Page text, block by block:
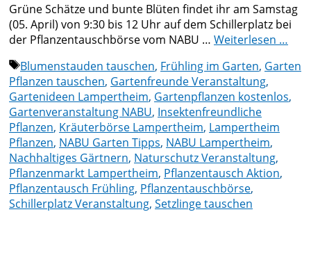
Grüne Schätze und bunte Blüten findet ihr am Samstag
(05. April) von 9:30 bis 12 Uhr auf dem Schillerplatz bei
der Pflanzentauschbörse vom NABU … Weiterlesen …
Schlagwörter
Blumenstauden tauschen, Frühling im Garten, Garten
Pflanzen tauschen, Gartenfreunde Veranstaltung,
Gartenideen Lampertheim, Gartenpflanzen kostenlos,
Gartenveranstaltung NABU, Insektenfreundliche
Pflanzen, Kräuterbörse Lampertheim, Lampertheim
Pflanzen, NABU Garten Tipps, NABU Lampertheim,
Nachhaltiges Gärtnern, Naturschutz Veranstaltung,
Pflanzenmarkt Lampertheim, Pflanzentausch Aktion,
Pflanzentausch Frühling, Pflanzentauschbörse,
Schillerplatz Veranstaltung, Setzlinge tauschen